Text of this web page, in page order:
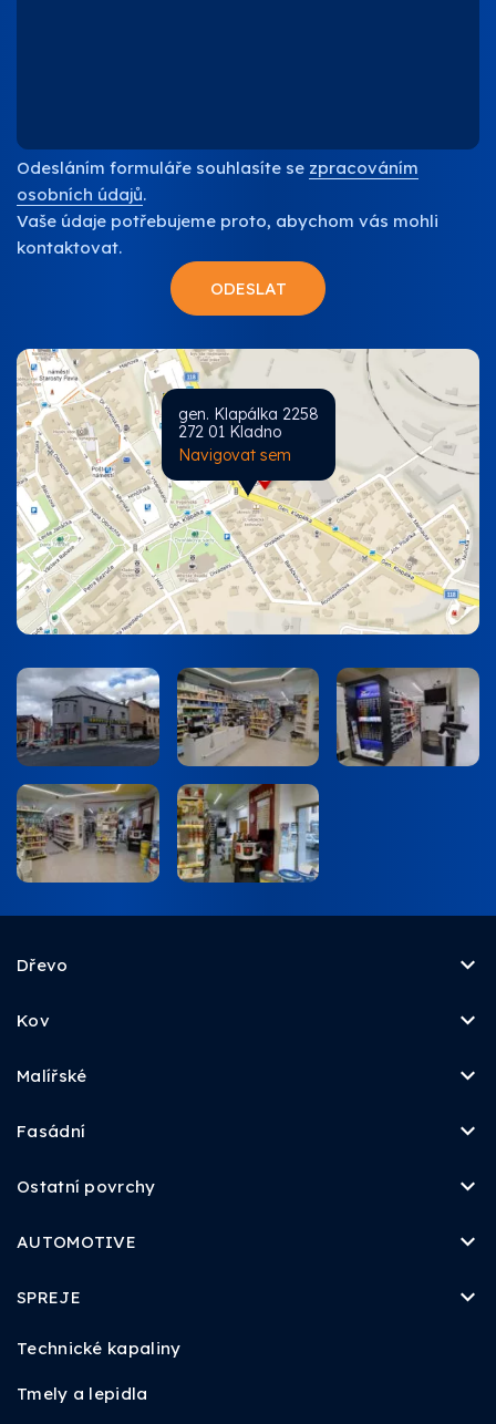
Odesláním formuláře souhlasíte se zpracováním
osobních údajů.
Vaše údaje potřebujeme proto, abychom vás mohli
kontaktovat.
gen. Klapálka 2258
272 01 Kladno
Navigovat sem
Dřevo
Kov
Malířské
Fasádní
Ostatní povrchy
AUTOMOTIVE
SPREJE
Technické kapaliny
Tmely a lepidla